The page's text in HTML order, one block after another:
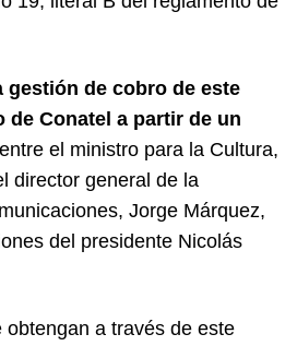
gestión de cobro de este
de Conatel a partir de un
entre el ministro para la Cultura,
director general de la
Jorge Márquez,
del presidente Nicolás
obtengan a través de este